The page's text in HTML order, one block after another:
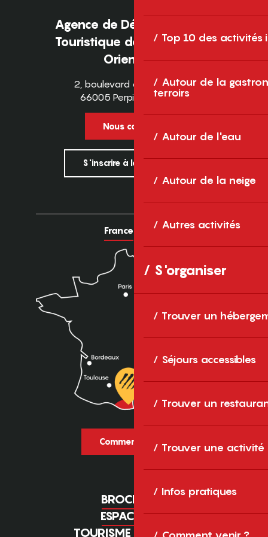
Top 10 des activités
Autour de la
terroirs
Autour de l'eau
Autour de la neige
Autres activités
S'organiser
Trouver un
Séjours accessibles
Trouver un
Trouver une activité
Infos pratiques
Agence de Développement
Touristique des Pyrénées-
Orientales
2, boulevard des Pyrénées
66005 Perpignan Cedex
Nous contacter
S'inscrire à la newsletter
France Europe
Comment venir ?
BROCHURES
ESPACE PRO
TOURISME D'AFFAIRES